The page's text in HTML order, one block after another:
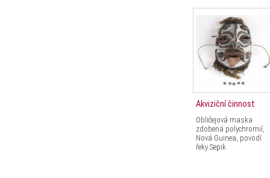
Akviziční činnost
Obličejová maska
zdobená polychromií,
Nová Guinea, povodí
řeky Sepik